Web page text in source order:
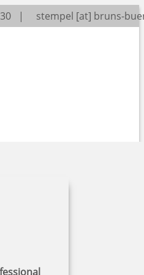
30 | stempel [at] bruns-
bestellen
alle relevanten
einen Click die